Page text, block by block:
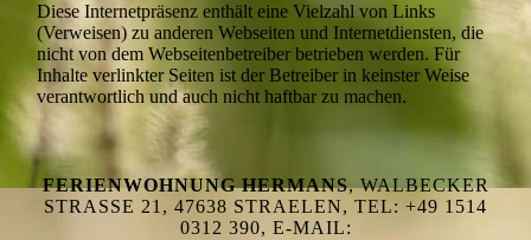
Diese Internetpräsenz enthält eine Vielzahl von Links
(Verweisen) zu anderen Webseiten und Internetdiensten, die
nicht von dem Webseitenbetreiber betrieben werden. Für
Inhalte verlinkter Seiten ist der Betreiber in keinster Weise
verantwortlich und auch nicht haftbar zu machen.
FERIENWOHNUNG HERMANS, WALBECKER
STRASSE 21, 47638 STRAELEN, TEL: +49 1514 0
312 390, E-MAIL: H